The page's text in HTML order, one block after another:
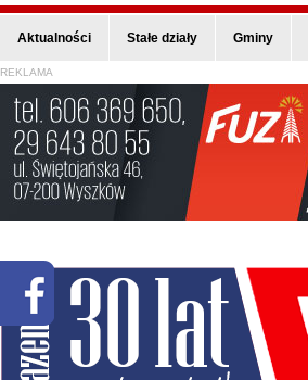
Aktualności Stałe działy Gminy
REKLAMA